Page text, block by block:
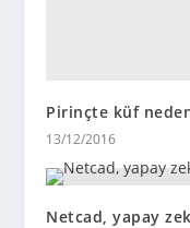
Pirinçte küf
13/12/2016
Netcad, yapay